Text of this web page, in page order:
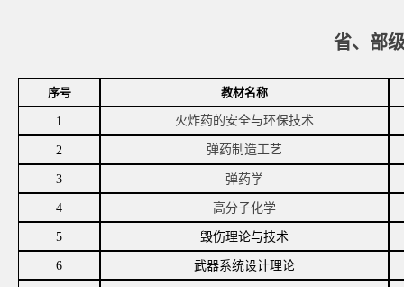
省、 部
序号 教材名称
1 火炸药的安全与环保技术
2 弹药制造工艺
3 弹药学
4 高分子化学
5 毁伤理论与技术
6 武器系统设计理论